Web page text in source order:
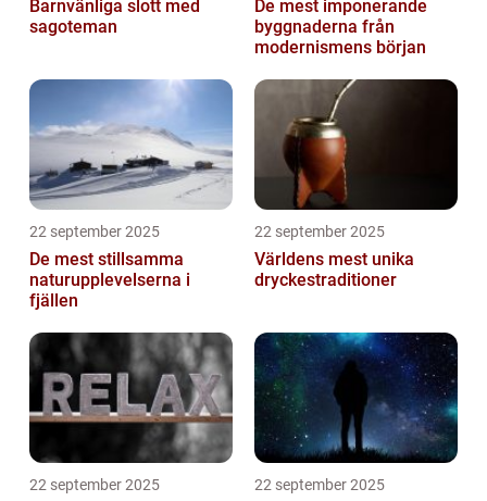
Barnvänliga slott med
sagoteman
De mest imponerande
byggnaderna från
modernismens början
22 september 2025
De mest stillsamma
naturupplevelserna i
fjällen
22 september 2025
Världens mest unika
dryckestraditioner
22 september 2025 22 september 2025